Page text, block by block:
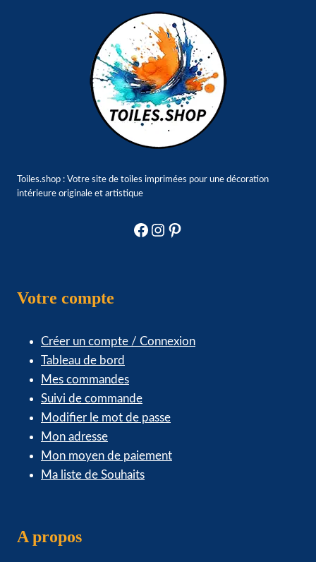
Toiles.shop : Votre site de toiles imprimées pour une décoration
intérieure originale et artistique
Facebook
Instagram
Pinterest
Votre compte
Créer un compte / Connexion
Tableau de bord
Mes commandes
Suivi de commande
Modifier le mot de passe
Mon adresse
Mon moyen de paiement
Ma liste de Souhaits
A propos